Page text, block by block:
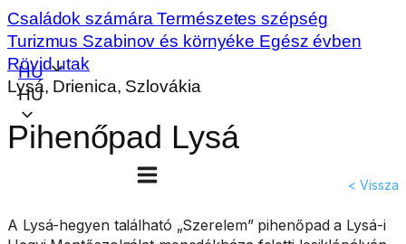
HU
HU
Családok számáraTermészetes szépség
Turizmus Szabinov és környéke Egész évben
Rövid utak
Lysá, Drienica, Szlovákia
Pihenőpad Lysá
< Vissza
A Lysá-hegyen található „Szerelem” pihenőpad a Lysá-i